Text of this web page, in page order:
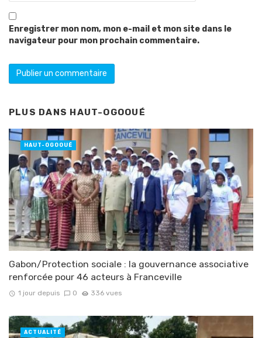
Enregistrer mon nom, mon e-mail et mon site dans le
navigateur pour mon prochain commentaire.
PLUS DANS HAUT-OGOOUÉ
Gabon/Protection sociale : la gouvernance associative
renforcée pour 46 acteurs à Franceville
1 jour depuis 0 336 vues
HAUT-OGOOUÉ
ACTUALITÉ